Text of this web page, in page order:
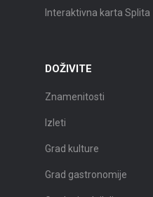
Interaktivna karta Splita
DOŽIVITE
Znamenitosti
Izleti
Grad kulture
Grad gastronomije